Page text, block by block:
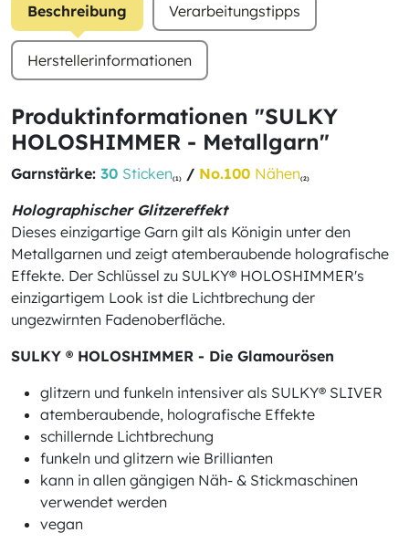
Beschreibung Verarbeitungstipps
Herstellerinformationen
Produktinformationen "SULKY
HOLOSHIMMER - Metallgarn"
Garnstärke: 30 Sticken(1) / No.100 Nähen(2)
Holographischer Glitzereffekt
Dieses einzigartige Garn gilt als Königin unter den
Metallgarnen und zeigt atemberaubende holografische
Effekte. Der Schlüssel zu SULKY® HOLOSHIMMER's
einzigartigem Look ist die Lichtbrechung der
ungezwirnten Fadenoberfläche.
SULKY ® HOLOSHIMMER - Die Glamourösen
glitzern und funkeln intensiver als SULKY® SLIVER
atemberaubende, holografische Effekte
schillernde Lichtbrechung
funkeln und glitzern wie Brillianten
kann in allen gängigen Näh- & Stickmaschinen
verwendet werden
vegan